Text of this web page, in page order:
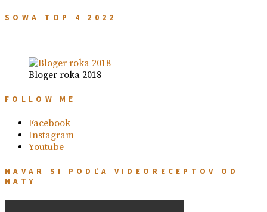
SOWA TOP 4 2022
Bloger roka 2018
FOLLOW ME
Facebook
Instagram
Youtube
NAVAR SI PODĽA VIDEORECEPTOV OD
NATY